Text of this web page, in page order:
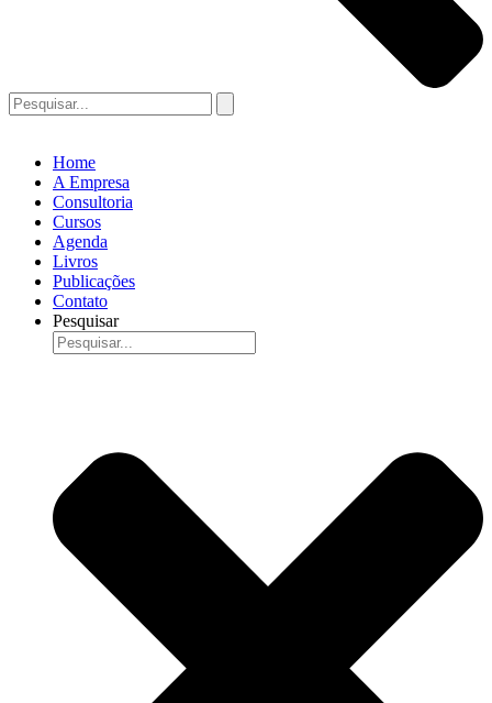
Home
A Empresa
Consultoria
Cursos
Agenda
Livros
Publicações
Contato
Pesquisar